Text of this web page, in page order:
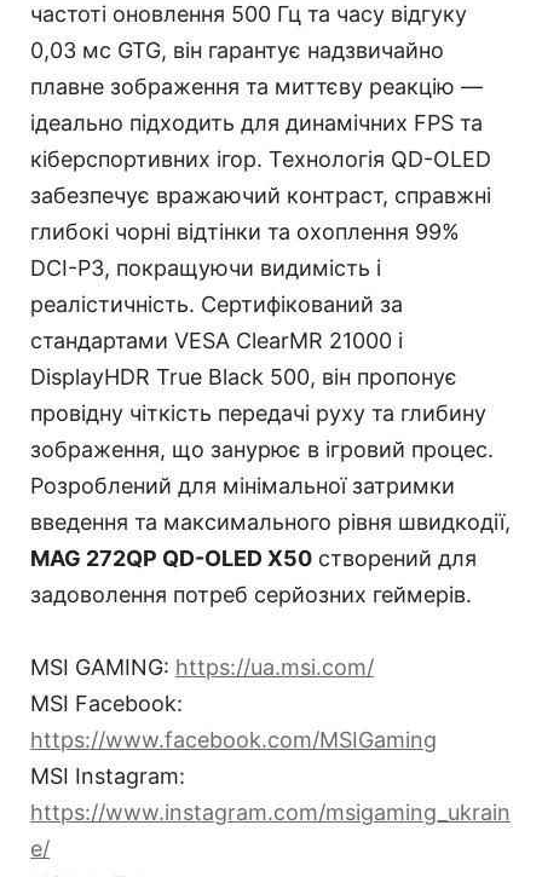
частоті оновлення 500 Гц та часу відгуку
0,03 мс GTG, він гарантує надзвичайно
плавне зображення та миттєву реакцію —
ідеально підходить для динамічних FPS та
кіберспортивних ігор. Технологія QD-OLED
забезпечує вражаючий контраст, справжні
глибокі чорні відтінки та охоплення 99%
DCI-P3, покращуючи видимість і
реалістичність. Сертифікований за
стандартами VESA ClearMR 21000 і
DisplayHDR True Black 500, він пропонує
провідну чіткість передачі руху та глибину
зображення, що занурює в ігровий процес.
Розроблений для мінімальної затримки
введення та максимального рівня швидкодії,
MAG 272QP QD-OLED X50 створений для
задоволення потреб серйозних геймерів.
MSI GAMING: https://ua.msi.com/
MSI Facebook:
https://www.facebook.com/MSIGaming
MSI Instagram:
https://www.instagram.com/msigaming_ukrain
e/